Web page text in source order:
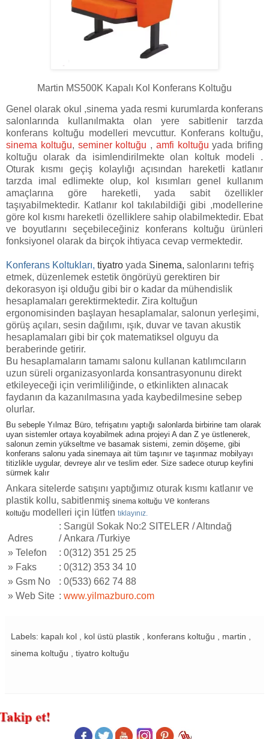
Martin MS500K Kapalı Kol Konferans Koltuğu
Genel olarak okul ,sinema yada resmi kurumlarda konferans
salonlarında kullanılmakta olan yere sabitlenir tarzda
konferans koltuğu modelleri mevcuttur. Konferans koltuğu,
sinema koltuğu, seminer koltuğu , amfi koltuğu yada brifing
koltuğu olarak da isimlendirilmekte olan koltuk modeli .
Oturak kısmı geçiş kolaylığı açısından hareketli katlanır
tarzda imal edlimekte olup, kol kısımları genel kullanım
amaçlarına göre hareketli, yada sabit özellikler
taşıyabilmektedir. Katlanır kol takılabildiği gibi ,modellerine
göre kol kısmı hareketli özelliklere sahip olabilmektedir. Ebat
ve boyutlarını seçebileceğiniz konferans koltuğu ürünleri
fonksiyonel olarak da birçok ihtiyaca cevap vermektedir.
Konferans Koltukları, tiyatro yada Sinema, salonlarını tefriş
etmek, düzenlemek estetik öngörüyü gerektiren bir
dekorasyon işi olduğu gibi bir o kadar da mühendislik
hesaplamaları gerektirmektedir. Zira koltuğun
ergonomisinden başlayan hesaplamalar, salonun yerleşimi,
görüş açıları, sesin dağılımı, ışık, duvar ve tavan akustik
hesaplamaları gibi bir çok matematiksel olguyu da
beraberinde getirir.
Bu hesaplamaların tamamı salonu kullanan katılımcıların
uzun süreli organizasyonlarda konsantrasyonunu direkt
etkileyeceği için verimliliğinde, o etkinlikten alınacak
faydanın da kazanılmasına yada kaybedilmesine sebep
olurlar.
Bu sebeple Yılmaz Büro, tefrişatını yaptığı salonlarda birbirine tam olarak
uyan sistemler ortaya koyabilmek adına projeyi A dan Z ye üstlenerek,
salonun zemin yükseltme ve basamak sistemi, zemin döşeme, gibi
konferans salonu yada sinemaya ait tüm taşınır ve taşınmaz mobilyayı
titizlikle uygular, devreye alır ve teslim eder. Size sadece oturup keyfini
sürmek kalır
Ankara sitelerde satışını yaptığımız oturak kısmı katlanır ve
plastik kollu, sabitlenmiş sinema koltuğu ve konferans
koltuğu modelleri için lütfen tıklayınız.
Adres
: Sarıgül Sokak No:2 SITELER / Altındağ
/ Ankara /Turkiye
» Telefon
: 0(312) 351 25 25
» Faks
: 0(312) 353 34 10
» Gsm No
: 0(533) 662 74 88
» Web Site : www.yilmazburo.com
Labels: kapalı kol , kol üstü plastik , konferans koltuğu , martin ,
sinema koltuğu , tiyatro koltuğu